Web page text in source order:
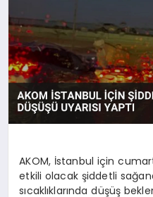
SPOR
TEKNOLOJI
YAŞAM
AKOM, İstanbul için
etkili olacak şiddetli
sıcaklıklarında düşüş